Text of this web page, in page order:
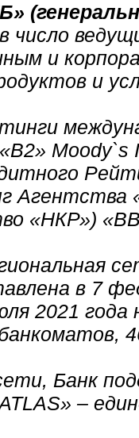
число
и
и
Агентства
«НКР»)
в 7
2021
Банк
–